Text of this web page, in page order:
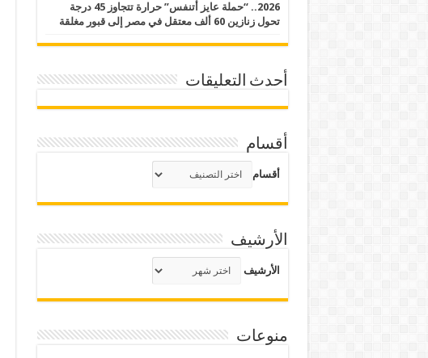
2026.. “حملة عايز أتنفس” حرارة تتجاوز 45 درجة
تحول زنازين 60 ألف معتقل في مصر إلى قبور مغلقة
أحدث التعليقات
أقسام
أقسام
الأرشيف
الأرشيف
منوعات